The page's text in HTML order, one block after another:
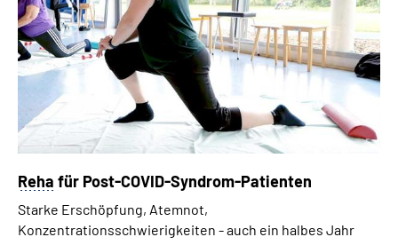
Reha für Post-COVID-Syndrom-Patienten
Starke Erschöpfung, Atemnot,
Konzentrationsschwierigkeiten - auch ein halbes Jahr